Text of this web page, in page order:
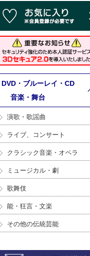
DVD・ブルーレイ・CD
音楽・舞台
演歌・歌謡曲
ライブ、コンサート
クラシック音楽・オペラ
ミュージカル・劇
歌舞伎
能・狂言・文楽
その他の伝統芸能